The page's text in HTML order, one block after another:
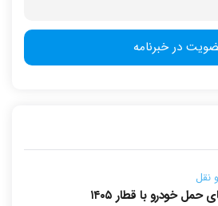
نقل
حمل خودرو با قطار ۱۴۰۵